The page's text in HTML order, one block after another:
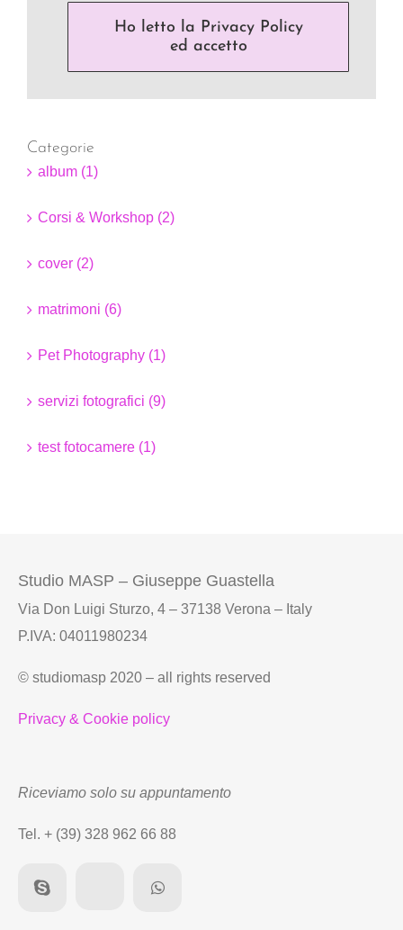
Ho letto la Privacy Policy
ed accetto
Categorie
album (1)
Corsi & Workshop (2)
cover (2)
matrimoni (6)
Pet Photography (1)
servizi fotografici (9)
test fotocamere (1)
Studio MASP – Giuseppe Guastella
Via Don Luigi Sturzo, 4 – 37138 Verona – Italy
P.IVA: 04011980234
© studiomasp 2020 – all rights reserved
Privacy & Cookie policy
Riceviamo solo su appuntamento
Tel. + (39) 328 962 66 88